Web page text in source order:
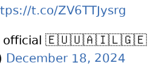
t.co/ZV6TTJysrg
- official 🇪🇺🇺🇦🇮🇱🇬🇪
December 18, 2024